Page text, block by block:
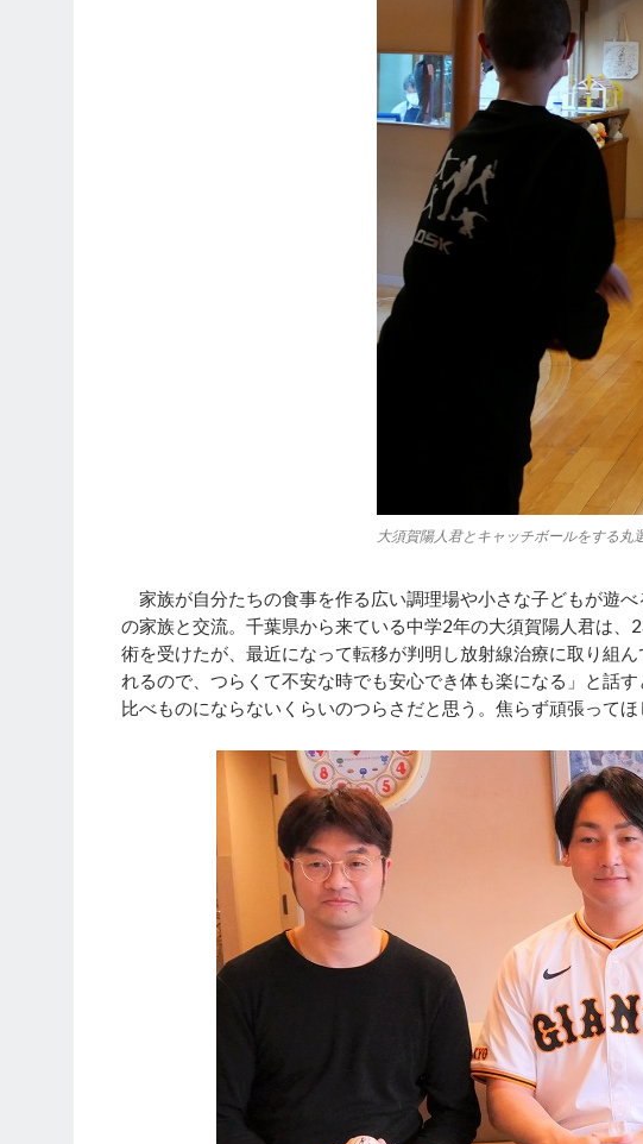
大須賀陽人君とキャッチボールをする丸
家族が自分たちの食事を作る広い調理場や小さな子どもが遊
の家族と交流。千葉県から来ている中学2年の大須賀陽人君は
術を受けたが、最近になって転移が判明し放射線治療に取り組
れるので、つらくて不安な時でも安心でき体も楽になる」と話
比べものにならないくらいのつらさだと思う。焦らず頑張ってほ